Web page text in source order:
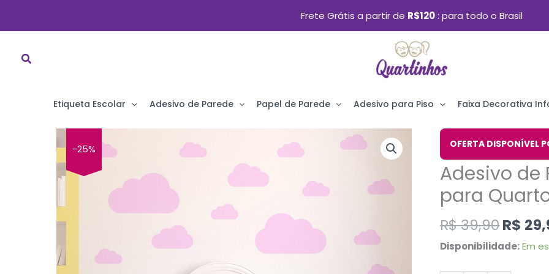
Ir
Frete Grátis a partir de R$120 para todo o Brasil
Etiqueta Escolar Adesivo de Parede Papel de Parede Adesivo para Piso Faixa Decorativa
-25% OFERTA DISPONÍVEL
Adesivo de
para
R$39,90
O
preço
era:
R$
Disponibilidade: Em
Adesivo
de
Parede
Nuvens
Rosa
para
Quarto